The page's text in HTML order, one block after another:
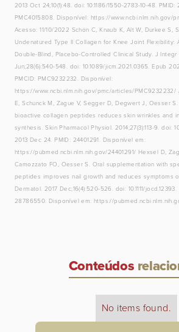
2013 Oct 24;10(1):48. doi: 10.1186/1550-2783-10-48.
PMC4015808. Disponível: https://www.ncbi.nlm.nih.gov/
Acesso: 11/10/2022 Schön C, Knaub K, Alt W, Durkee S,
Undenatured Type II Collagen for Knee Joint Flexibility:
Double-Blind, Placebo-Controlled Clinical Study. J
Jun;28(6):540-548. doi: 10.1089/jicm.2021.0365. Epub
PMCID: PMC9232232. Disponível:
https://www.ncbi.nlm.nih.gov/pmc/articles/PMC9232232/
E, Schunck M, Zague V, Segger D, Degwert J, Oesser
bioactive collagen peptides reduces skin wrinkles and
synthesis. Skin Pharmacol Physiol. 2014;27(3):113-9. doi:
2013 Dec 24. PMID: 24401291. Disponível em:
https://pubmed.ncbi.nlm.nih.gov/24401291/ Hexsel D,
Camozzato FO, Oesser S. Oral supplementation with
peptides improves nail growth and reduces symptoms
Dermatol. 2017 Dec;16(4):520-526. doi: 10.1111/
28786550. Disponível em: https://
Conteúdos
No items found.